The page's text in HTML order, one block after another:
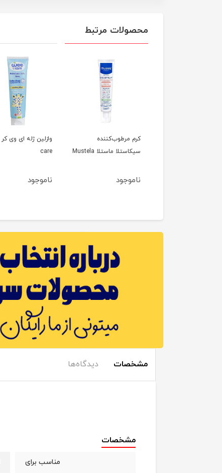
محصولات مرتبط
کرم مرطوب‌کننده
سیکاستلا ماستلا Mustela
ناموجود
care
ناموجود
مشخصات دیدگاه‌ها
مشخصات
مناسب برای